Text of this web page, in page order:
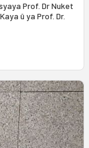
Prof. Dr Nuket
û ya Prof. Dr.